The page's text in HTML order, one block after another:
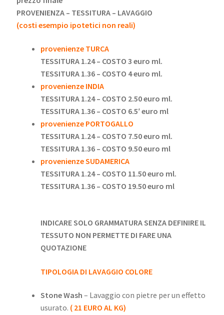
PROVENIENZA – TESSITURA – LAVAGGIO
(costi esempio ipotetici non reali)
provenienze TURCA
TESSITURA 1.24 – COSTO 3 euro ml.
TESSITURA 1.36 – COSTO 4 euro ml.
provenienze INDIA
TESSITURA 1.24 – COSTO 2.50 euro ml.
TESSITURA 1.36 – COSTO 6.5′ euro ml
provenienze PORTOGALLO
TESSITURA 1.24 – COSTO 7.50 euro ml.
TESSITURA 1.36 – COSTO 9.50 euro ml
provenienze SUDAMERICA
TESSITURA 1.24 – COSTO 11.50 euro ml.
TESSITURA 1.36 – COSTO 19.50 euro ml
INDICARE SOLO GRAMMATURA SENZA DEFINIRE IL
TESSUTO NON PERMETTE DI FARE UNA
QUOTAZIONE
TIPOLOGIA DI LAVAGGIO COLORE
Stone Wash – Lavaggio con pietre per un effetto
usurato. ( 21 EURO AL KG)